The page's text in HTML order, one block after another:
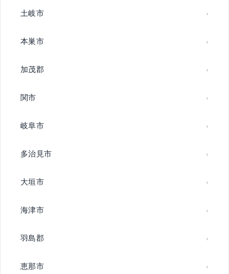
土岐市
本巣市
加茂郡
関市
岐阜市
多治見市
大垣市
海津市
羽島郡
恵那市